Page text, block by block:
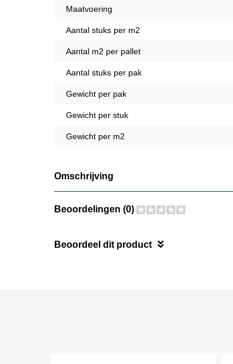
Maatvoering
Aantal stuks per m2
Aantal m2 per pallet
Aantal stuks per pak
Gewicht per pak
Gewicht per stuk
Gewicht per m2
Omschrijving
Beoordelingen (0)
Beoordeel dit product